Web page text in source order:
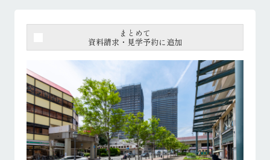
まとめて
資料請求・見学予約に追加